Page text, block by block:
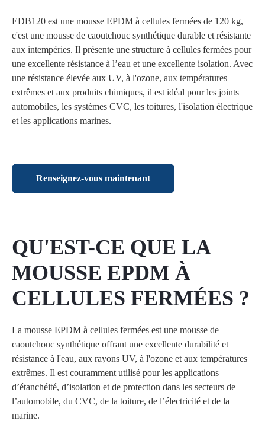
EDB120 est une mousse EPDM à cellules fermées de 120 kg,
c'est une mousse de caoutchouc synthétique durable et résistante
aux intempéries. Il présente une structure à cellules fermées pour
une excellente résistance à l’eau et une excellente isolation. Avec
une résistance élevée aux UV, à l'ozone, aux températures
extrêmes et aux produits chimiques, il est idéal pour les joints
automobiles, les systèmes CVC, les toitures, l'isolation électrique
et les applications marines.
Renseignez-vous maintenant
QU'EST-CE QUE LA
MOUSSE EPDM À
CELLULES FERMÉES ?
La mousse EPDM à cellules fermées est une mousse de
caoutchouc synthétique offrant une excellente durabilité et
résistance à l'eau, aux rayons UV, à l'ozone et aux températures
extrêmes. Il est couramment utilisé pour les applications
d’étanchéité, d’isolation et de protection dans les secteurs de
l’automobile, du CVC, de la toiture, de l’électricité et de la
marine.